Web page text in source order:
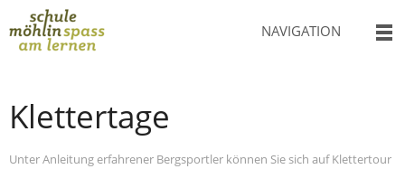
NAVIGATION
Klettertage
Unter Anleitung erfahrener Bergsportler können Sie sich auf Klettertour